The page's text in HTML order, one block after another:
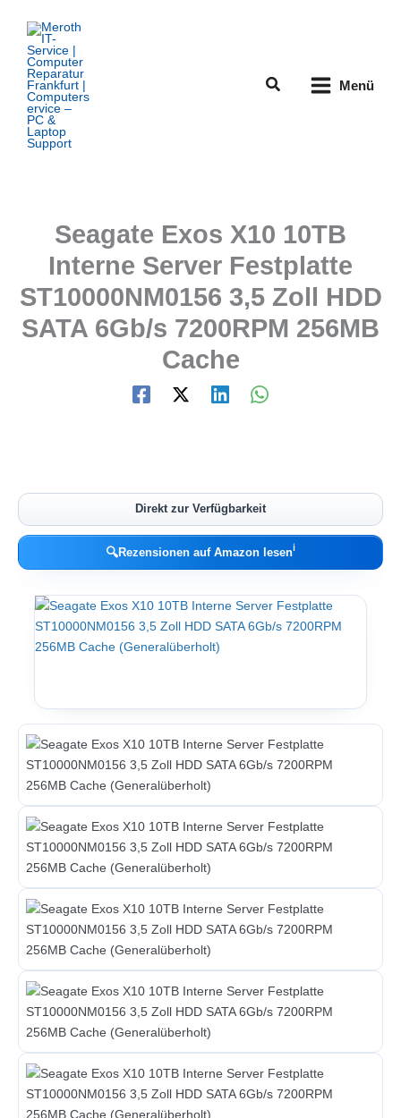
Inhalt
springen
Suchen Menü
Seagate Exos X10 10TB
Interne Server Festplatte
ST10000NM0156 3,5 Zoll HDD
SATA 6Gb/s 7200RPM 256MB
Cache
Direkt zur Verfügbarkeit
🔍Rezensionen auf Amazon lesenℹ︎